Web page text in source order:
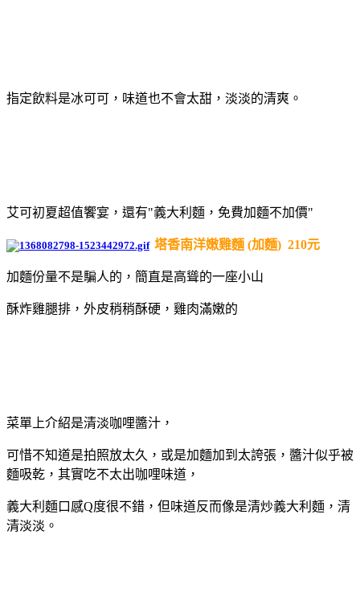
指定飲料是冰可可，味道也不會太甜，淡淡的清爽。
艾可初夏超值饗宴，還有"義大利麵，免費加麵不加價"
塔香南洋嫩雞麵 (加麵) 210元
加麵份量不是騙人的，簡直是高聳的一座小山
酥炸雞腿排，外皮稍稍酥硬，雞肉滿嫩的
菜單上介紹是清淡咖哩醬汁，
可惜不知道是拍照放太久，或是加麵加到太誇張，醬汁似乎被
麵吸乾，其實吃不太出咖哩味道，
義大利麵口感Q度很不錯，但味道反而像是清炒義大利麵，清
清淡淡。